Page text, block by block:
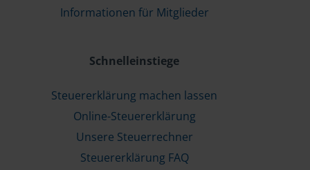
Informationen für Mitglieder
Schnelleinstiege
Steuererklärung machen lassen
Online-Steuererklärung
Unsere Steuerrechner
Steuererklärung FAQ